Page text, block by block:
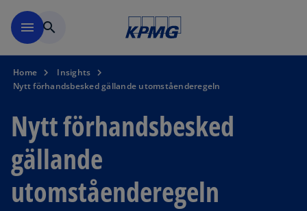
menu search
Home
Insights
Nytt förhandsbesked gällande utomståenderegeln
Nytt förhandsbesked
gällande
utomståenderegeln